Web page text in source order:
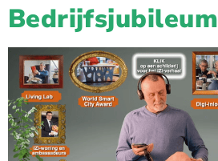
Bedrijfsjubileum